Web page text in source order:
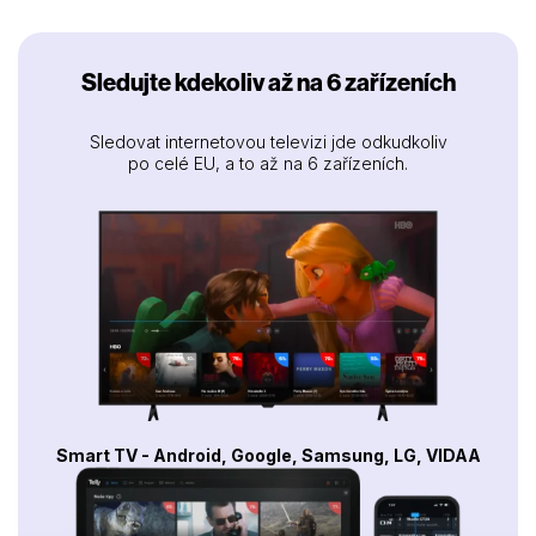
Sledujte kdekoliv až na 6 zařízeních
Sledovat internetovou televizi jde odkudkoliv
po celé EU, a to až na 6 zařízeních.
Smart TV - Android, Google, Samsung, LG, VIDAA